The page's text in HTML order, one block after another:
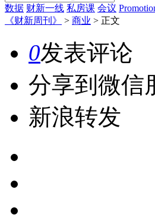
数据 财新一线 私房课 会议
《财新周刊》
> 商业 > 正文
0发表评论
分享到微信
新浪转发